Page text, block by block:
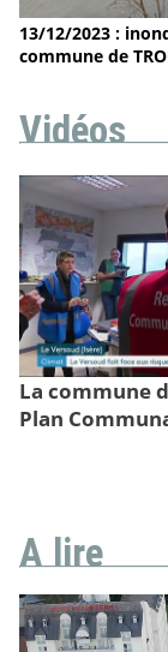
13/12/2023 :
commune de
Vidéos
La commune
Plan
A lire